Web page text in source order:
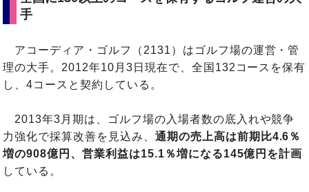
手
アコーディア・ゴルフ（2131）はゴルフ場の運営・管
理の大手。2012年10月3日現在で、全国132コースを保有
し、4コースと契約している。
2013年3月期は、ゴルフ場の入場者数の底入れや競争
力強化で採算改善を見込み、 通期の売上高は前期比4.6％
増の908億円、営業利益は15.1％増になる145億円を計画
している。